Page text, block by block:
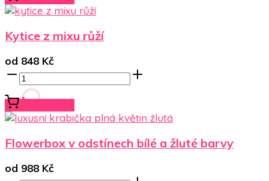
Kytice z mixu růží
od 848 Kč
Flowerbox v odstínech bílé a žluté barvy
od 988 Kč